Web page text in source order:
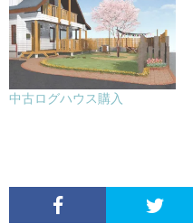
中古ログハウス購入